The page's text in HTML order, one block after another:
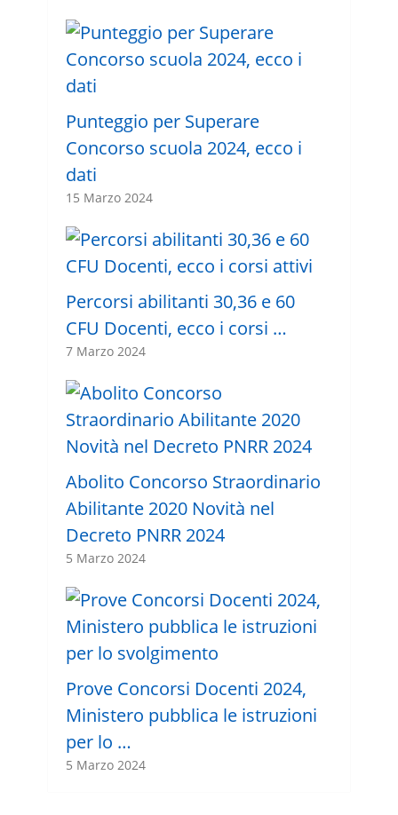
Punteggio per Superare
Concorso scuola 2024, ecco i
dati
15 Marzo 2024
Percorsi abilitanti 30,36 e 60
CFU Docenti, ecco i corsi …
7 Marzo 2024
Abolito Concorso Straordinario
Abilitante 2020 Novità nel
Decreto PNRR 2024
5 Marzo 2024
Prove Concorsi Docenti 2024,
Ministero pubblica le istruzioni
per lo …
5 Marzo 2024